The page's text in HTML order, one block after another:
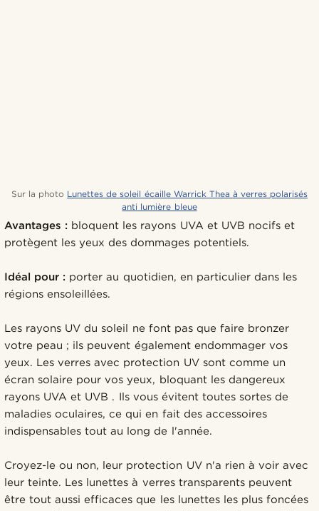
Sur la photo Lunettes de soleil écaille Warrick Thea à verres polarisés
anti lumière bleue
Avantages : bloquent les rayons UVA et UVB nocifs et
protègent les yeux des dommages potentiels.
Idéal pour : porter au quotidien, en particulier dans les
régions ensoleillées.
Les rayons UV du soleil ne font pas que faire bronzer
votre peau ; ils peuvent également endommager vos
yeux. Les verres avec protection UV sont comme un
écran solaire pour vos yeux, bloquant les dangereux
rayons UVA et UVB . Ils vous évitent toutes sortes de
maladies oculaires, ce qui en fait des accessoires
indispensables tout au long de l'année.
Croyez-le ou non, leur protection UV n'a rien à voir avec
leur teinte. Les lunettes à verres transparents peuvent
être tout aussi efficaces que les lunettes les plus foncées